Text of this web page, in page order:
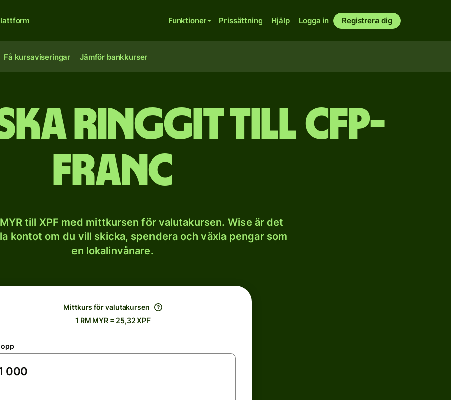
Funktioner Prissättning Hjälp Logga in Registrera dig
Få kursaviseringar Jämför bankkurser
ringgit till CFP-
franc
till XPF med mittkursen för valutakursen. Wise är det
kontot om du vill skicka, spendera och växla pengar som
en lokalinvånare.
Mittkurs för valutakursen
1 RM MYR = 25,32 XPF